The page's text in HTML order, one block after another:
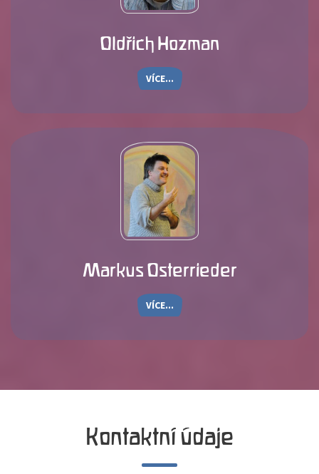
Oldřich Hozman
VÍCE...
Markus Osterrieder
VÍCE...
Kontaktní údaje